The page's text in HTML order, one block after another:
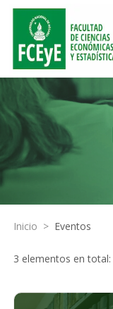
Inicio > Eventos
3 elementos en total: